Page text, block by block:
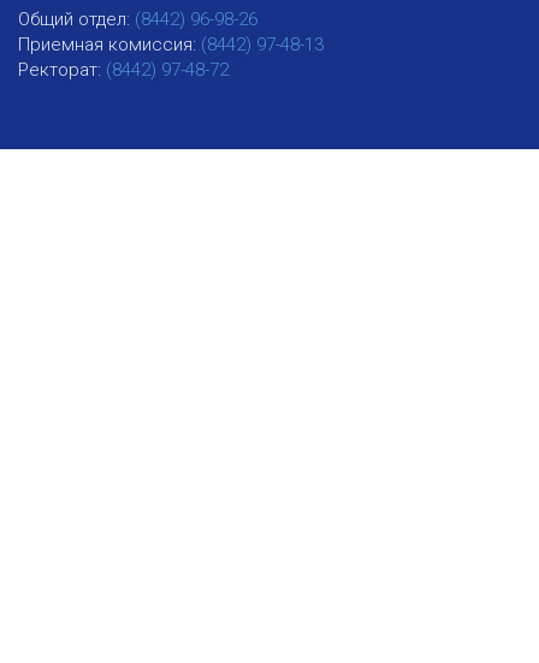
Общий отдел: (8442) 96-98-26
Приемная комиссия: (8442) 97-48-13
Ректорат: (8442) 97-48-72